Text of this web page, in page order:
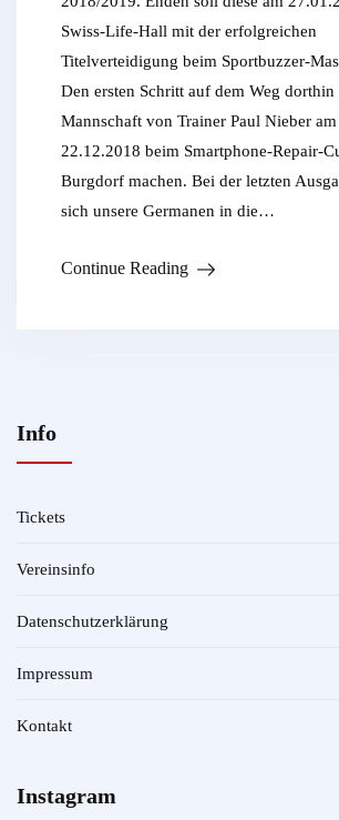
Swiss-Life-Hall mit der erfolgreichen
Titelverteidigung beim Sportbuzzer-
Den ersten Schritt auf dem Weg
Mannschaft von Trainer Paul Nieber am
22.12.2018 beim Smartphone-Repair-
Burgdorf machen. Bei der letzten
sich unsere Germanen in die…
Continue Reading
Info
Tickets
Vereinsinfo
Datenschutzerklärung
Impressum
Kontakt
Instagram